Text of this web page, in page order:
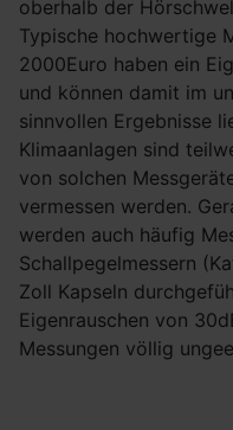
oberhalb der
Typische hochwertige
2000Euro haben ein
und können damit im
sinnvollen Ergebnisse
Klimaanlagen sind
von solchen
vermessen werden.
werden auch häufig
Schallpegelmessern
Zoll Kapseln
Eigenrauschen von
Messungen völlig